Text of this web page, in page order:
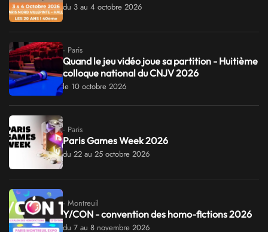
du 3 au 4 octobre 2026
· Paris
Quand le jeu vidéo joue sa partition - Huitième
colloque national du CNJV 2026
le 10 octobre 2026
· Paris
Paris Games Week 2026
du 22 au 25 octobre 2026
· Montreuil
Y/CON - convention des homo-fictions 2026
du 7 au 8 novembre 2026